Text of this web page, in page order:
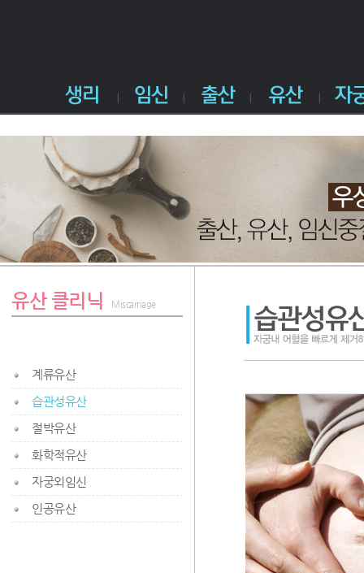
유산 클리닉 Miscarriage
계류유산
습관성유산
절박유산
화학적유산
자궁외임신
인공유산